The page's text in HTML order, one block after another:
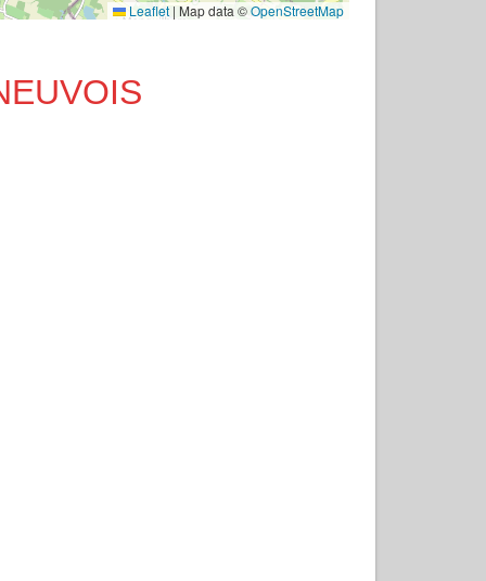
Leaflet | Map data ©OpenStreetMap